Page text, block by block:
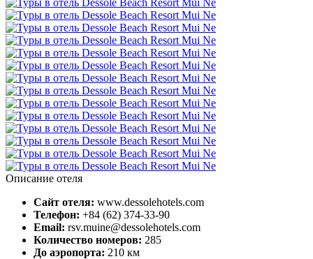
Описание отеля
Сайт отеля: www.dessolehotels.com
Телефон: +84 (62) 374-33-90
Email: rsv.muine@dessolehotels.com
Количество номеров: 285
До аэропорта: 210 км